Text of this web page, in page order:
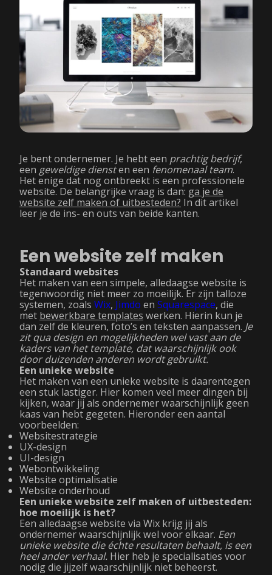
Je bent ondernemer. Je hebt een prachtig bedrijf,
een geweldige diensten een fenomenaal team.
Het enige dat nog ontbreekt is een professionele
website. De belangrijke vraag is dan: ga je de
website zelf maken of uitbesteden? In dit artikel
leer je de ins- en outs van beide kanten.
Een website zelf maken
Standaard websites
Het maken van een simpele, alledaagse website is
tegenwoordig niet meer zo moeilijk. Er zijn talloze
systemen, zoals Wix, Jimdo en Squarespace, die
met bewerkbare templates werken. Hierin kun je
dan zelf de kleuren, foto’s en teksten aanpassen. Je
zit qua design en mogelijkheden wel vast aan de
kaders van het template, dat waarschijnlijk ook
door duizenden anderen wordt gebruikt.
Een unieke website
Het maken van een unieke website is daarentegen
een stuk lastiger. Hier komen veel meer dingen bij
kijken, waar jij als ondernemer waarschijnlijk geen
kaas van hebt gegeten. Hieronder een aantal
voorbeelden:
Websitestrategie
UX-design
UI-design
Webontwikkeling
Website optimalisatie
Website onderhoud
Een unieke website zelf maken of uitbesteden:
hoe moeilijk is het?
Een alledaagse website via Wix krijg jij als
ondernemer waarschijnlijk wel voor elkaar. Een
unieke website die échte resultaten behaalt, is een
heel ander verhaal. Hier heb je specialisaties voor
nodig die jijzelf waarschijnlijk niet beheerst.